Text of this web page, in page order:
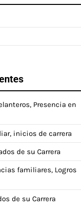
Presencia en
inicios de carrera
de su Carrera
familiares, Logros
de su Carrera